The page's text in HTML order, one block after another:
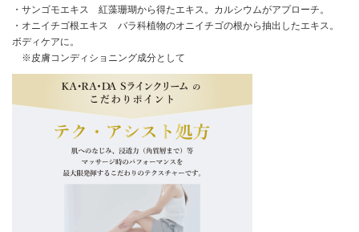
・サンゴモエキス 紅藻珊瑚から得たエキス。カルシウムがアプローチ。
・オニイチゴ根エキス バラ科植物のオニイチゴの根から抽出したエキス。
ボディケアに。
※皮膚コンディショニング成分として